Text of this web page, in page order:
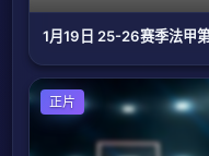
篮球
正片